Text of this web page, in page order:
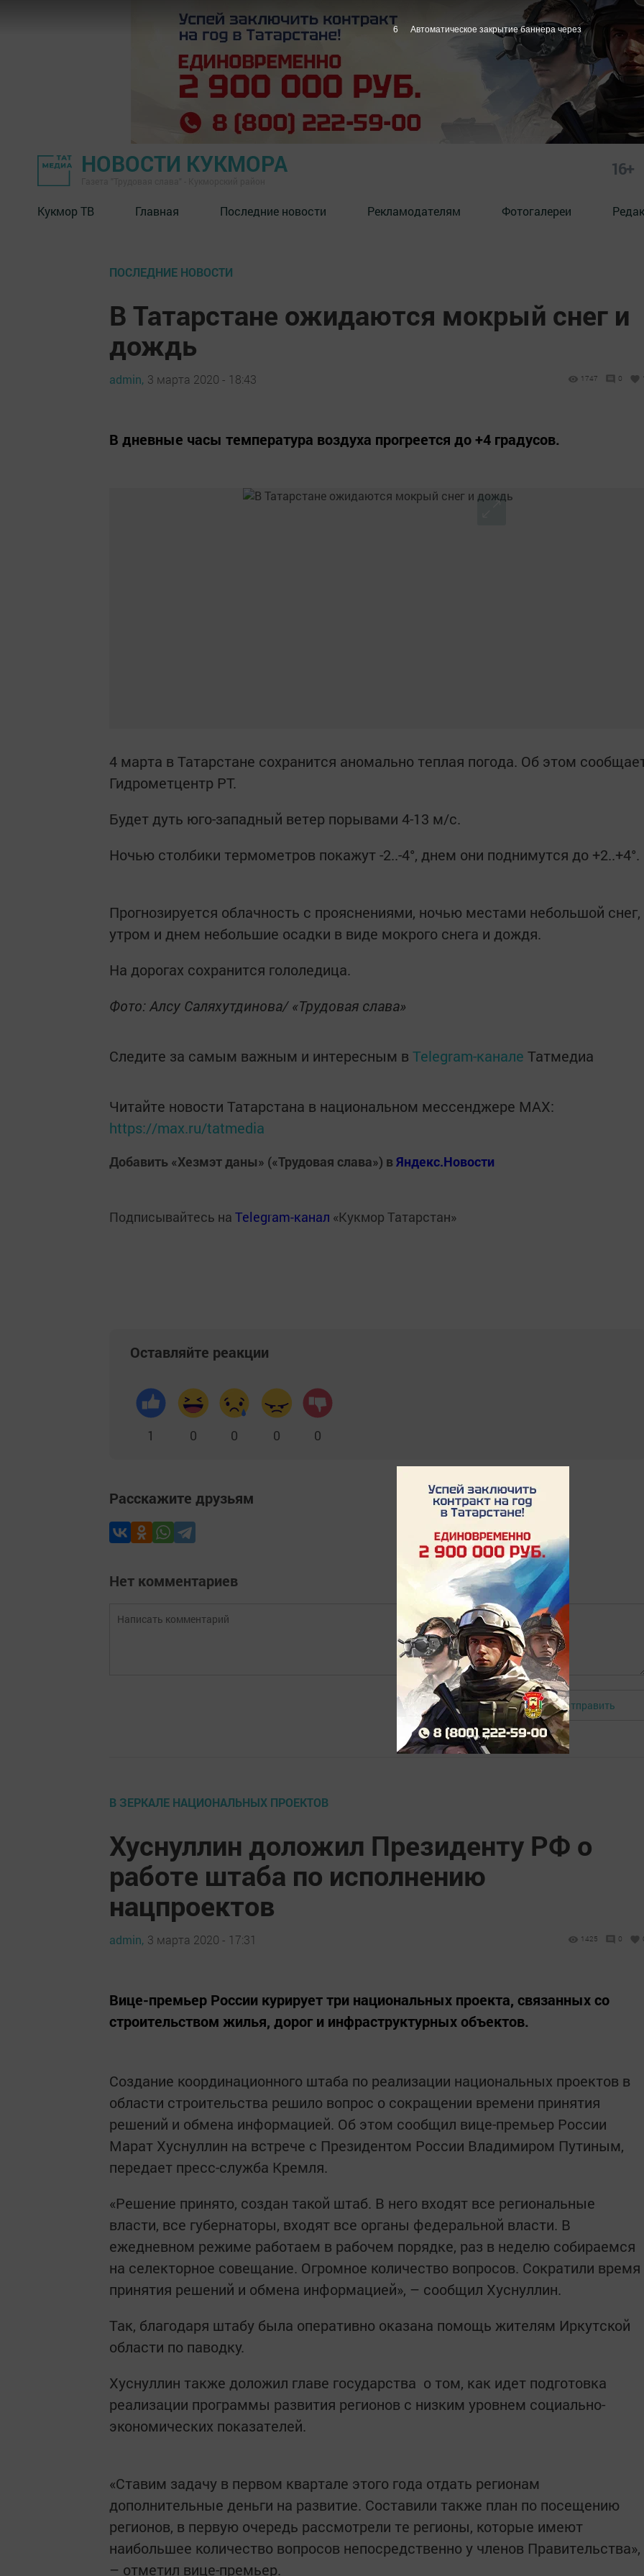
НОВОСТИ КУКМОРА 16+
Кукмор ТВ Главная Последние новости Рекламодателям Фотогалереи
ПОСЛЕДНИЕ НОВОСТИ
В Татарстане ожидаются мокрый снег и
дождь
admin, 3 марта 2020 - 18:43 1747 0
В дневные часы температура воздуха прогреется до +4 градусов.
4 марта в Татарстане сохранится аномально теплая погода. Об этом
Гидрометцентр РТ.
Будет дуть юго-западный ветер порывами 4-13 м/с.
Ночью столбики термометров покажут -2..-4°, днем они поднимутся до +2..+4°.
Прогнозируется облачность с прояснениями, ночью местами небольшой снег,
утром и днем небольшие осадки в виде мокрого снега и дождя.
На дорогах сохранится гололедица.
Фото: Алсу Саляхутдинова/ «Трудовая слава»
Следите за самым важным и интересным в Telegram-канале Татмедиа
Читайте новости Татарстана в национальном мессенджере MАХ:
https://max.ru/tatmedia
Добавить «Хезмэт даны» («Трудовая слава») вЯндекс.Новости
Подписывайтесь на Telegram-канал «Кукмор Татарстан»
Оставляйте реакции
1 0 0 0 0
Расскажите друзьям
Нет комментариев
Авторизоваться Отправить
В ЗЕРКАЛЕ НАЦИОНАЛЬНЫХ ПРОЕКТОВ
Хуснуллин доложил Президенту РФ о
работе штаба по исполнению
нацпроектов
admin, 3 марта 2020 - 17:31 1425 0
Вице-премьер России курирует три национальных проекта, связанных со
строительством жилья, дорог и инфраструктурных объектов.
Создание координационного штаба по реализации национальных проектов в
области строительства решило вопрос о сокращении времени принятия
решений и обмена информацией. Об этом сообщил вице-премьер России
Марат Хуснуллин на встрече с Президентом России Владимиром Путиным,
передает пресс-служба Кремля.
«Решение принято, создан такой штаб. В него входят все региональные
власти, все губернаторы, входят все органы федеральной власти. В
ежедневном режиме работаем в рабочем порядке, раз в неделю собираемся
на селекторное совещание. Огромное количество вопросов. Сократили время
принятия решений и обмена информацией», – сообщил Хуснуллин.
Так, благодаря штабу была оперативно оказана помощь жителям Иркутской
области по паводку.
Хуснуллин также доложил главе государства о том, как идет подготовка
реализации программы развития регионов с низким уровнем социально-
экономических показателей.
«Ставим задачу в первом квартале этого года отдать регионам
дополнительные деньги на развитие. Составили также план по посещению
регионов, в первую очередь рассмотрели те регионы, которые имеют
наибольшее количество вопросов непосредственно у членов Правительства»,
– отметил вице-премьер.
5 Автоматическое закрытие баннера через